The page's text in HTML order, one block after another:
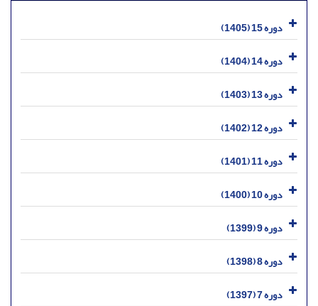
دوره 15 (1405)
دوره 14 (1404)
دوره 13 (1403)
دوره 12 (1402)
دوره 11 (1401)
دوره 10 (1400)
دوره 9 (1399)
دوره 8 (1398)
دوره 7 (1397)